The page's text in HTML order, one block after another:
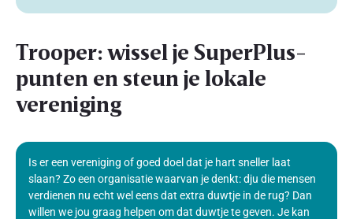
Trooper: wissel je SuperPlus-
punten en steun je lokale
vereniging
Is er een vereniging of goed doel dat je hart sneller laat
slaan? Zo een organisatie waarvan je denkt: dju die mensen
verdienen nu echt wel eens dat extra duwtje in de rug? Dan
willen we jou graag helpen om dat duwtje te geven. Je kan